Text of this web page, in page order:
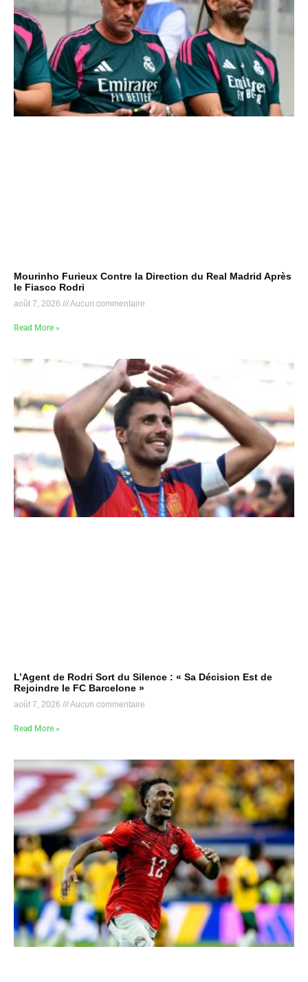
Mourinho Furieux Contre la Direction du Real Madrid Après
le Fiasco Rodri
août 7, 2026 Aucun commentaire
Read More »
L’Agent de Rodri Sort du Silence : « Sa Décision Est de
Rejoindre le FC Barcelone »
août 7, 2026 Aucun commentaire
Read More »